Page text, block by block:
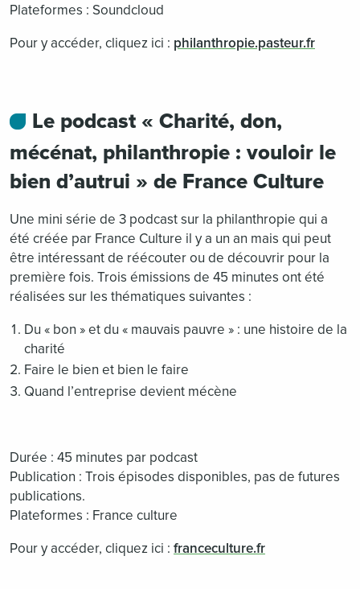
Plateformes : Soundcloud
Pour y accéder, cliquez ici : philanthropie.pasteur.fr
Le podcast « Charité, don,
mécénat, philanthropie : vouloir le
bien d’autrui » de France Culture
Une mini série de 3 podcast sur la philanthropie qui a
été créée par France Culture il y a un an mais qui peut
être intéressant de réécouter ou de découvrir pour la
première fois. Trois émissions de 45 minutes ont été
réalisées sur les thématiques suivantes :
Du « bon » et du « mauvais pauvre » : une histoire de la
charité
Faire le bien et bien le faire
Quand l’entreprise devient mécène
Durée : 45 minutes par podcast
Publication : Trois épisodes disponibles, pas de futures
publications.
Plateformes : France culture
Pour y accéder, cliquez ici : franceculture.fr